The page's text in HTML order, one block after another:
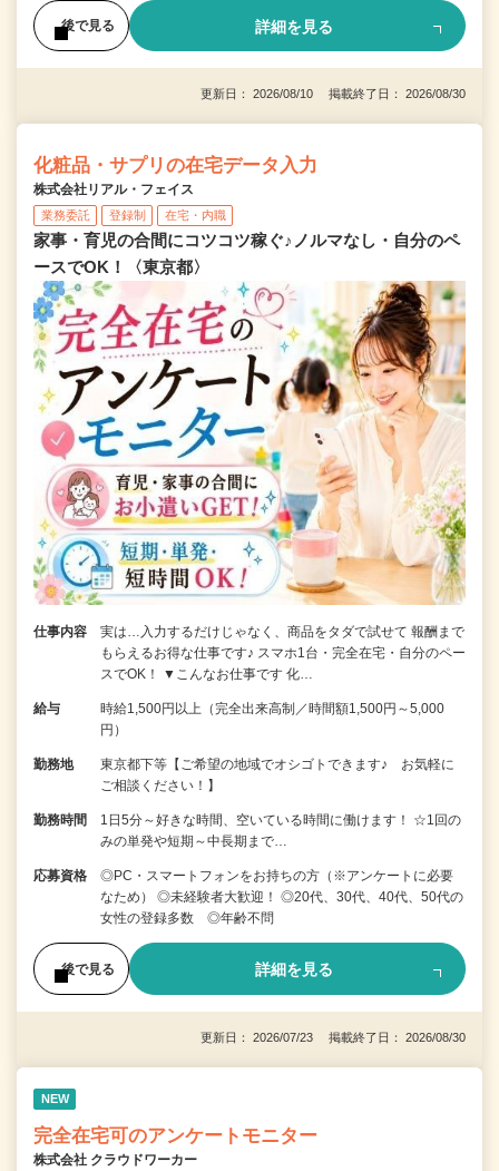
後で見る 詳細を見る
更新日： 2026/08/10 掲載終了日： 2026/08/30
化粧品・サプリの在宅データ入力
株式会社リアル・フェイス
業務委託 登録制 在宅・内職
家事・育児の合間にコツコツ稼ぐ♪ノルマなし・自分のペ
ースでOK！〈東京都〉
仕事内容
実は…入力するだけじゃなく、商品をタダで試せて 報酬まで
もらえるお得な仕事です♪ スマホ1台・完全在宅・自分のペー
スでOK！ ▼こんなお仕事です 化…
給与
時給1,500円以上（完全出来高制／時間額1,500円～5,000
円）
勤務地
東京都下等【ご希望の地域でオシゴトできます♪ お気軽に
ご相談ください！】
勤務時間
1日5分～好きな時間、空いている時間に働けます！ ☆1回の
みの単発や短期～中長期まで…
応募資格
◎PC・スマートフォンをお持ちの方（※アンケートに必要
なため） ◎未経験者大歓迎！ ◎20代、30代、40代、50代の
女性の登録多数 ◎年齢不問
後で見る 詳細を見る
更新日： 2026/07/23 掲載終了日： 2026/08/30
NEW
完全在宅可のアンケートモニター
株式会社 クラウドワーカー